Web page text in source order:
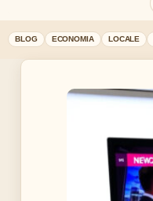
BLOG ECONOMIA LOCALE